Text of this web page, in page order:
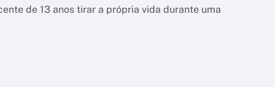
de 13 anos tirar a própria vida durante uma